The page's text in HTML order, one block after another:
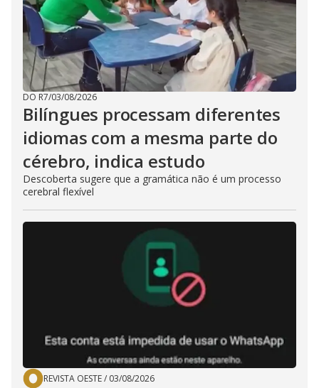
DO R7/03/08/2026
Bilíngues processam diferentes
idiomas com a mesma parte do
cérebro, indica estudo
Descoberta sugere que a gramática não é um processo
cerebral flexível
REVISTA OESTE/ 03/08/2026